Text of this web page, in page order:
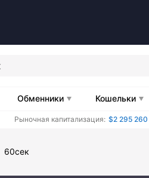
Обменники Кошельки
Рыночная капитализация: $2 295 260
60сек